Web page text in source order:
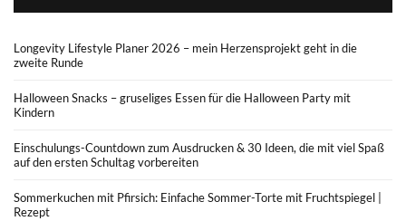
Longevity Lifestyle Planer 2026 – mein Herzensprojekt geht in die
zweite Runde
Halloween Snacks – gruseliges Essen für die Halloween Party mit
Kindern
Einschulungs-Countdown zum Ausdrucken & 30 Ideen, die mit viel Spaß
auf den ersten Schultag vorbereiten
Sommerkuchen mit Pfirsich: Einfache Sommer-Torte mit Fruchtspiegel |
Rezept